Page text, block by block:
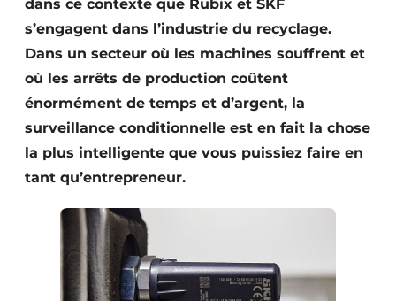
dans ce contexte que Rubix et SKF
s’engagent dans l’industrie du recyclage.
Dans un secteur où les machines souffrent et
où les arrêts de production coûtent
énormément de temps et d’argent, la
surveillance conditionnelle est en fait la chose
la plus intelligente que vous puissiez faire en
tant qu’entrepreneur.